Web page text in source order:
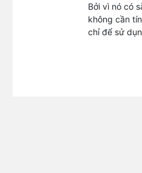
Bởi vì nó có
không cần
chỉ để sử